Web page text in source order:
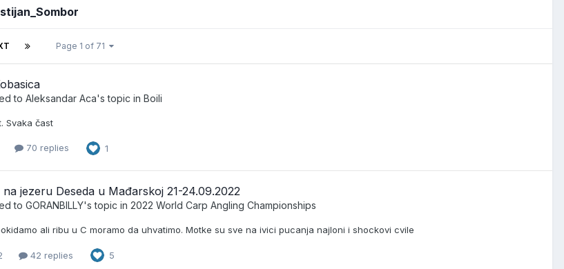
Page 1 of 71
to Aleksandar Aca's topic in Boili
Svaka čast
70 replies 1
jezeru Deseda u Mađarskoj 21-24.09.2022
to GORANBILLY's topic in 2022 World Carp Angling Championships
ali ribu u C moramo da uhvatimo. Motke su sve na ivici pucanja najloni i shockovi cvile
42 replies 5